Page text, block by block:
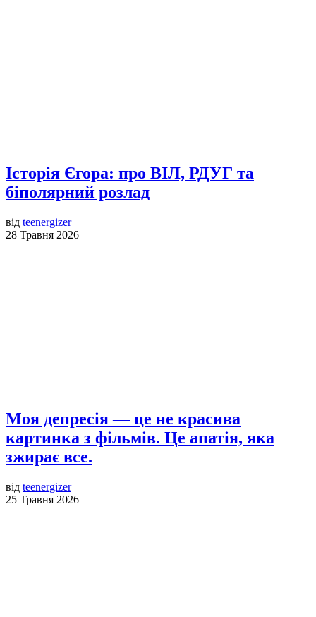
Історія Єгора: про ВІЛ, РДУГ та
біполярний розлад
від teenergizer
28 Травня 2026
Моя депресія — це не красива
картинка з фільмів. Це апатія, яка
зжирає все.
від teenergizer
25 Травня 2026